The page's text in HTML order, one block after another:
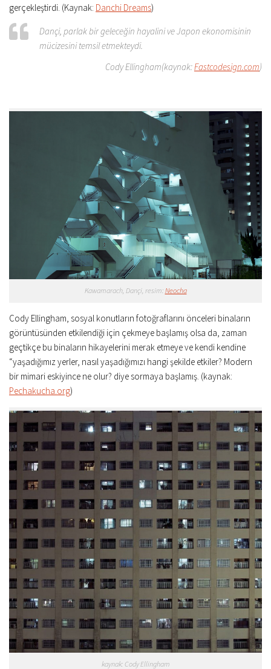
gerçekleştirdi. (Kaynak: Danchi Dreams)
Dançi, parlak bir geleceğin hayalini ve Japon ekonomisinin
mücizesini temsil etmekteydi.
Cody Ellingham(kaynak:Fastcodesign.com)
Kawamarach, Dançi, resim: Neocha
Cody Ellingham, sosyal konutların fotoğraflarını önceleri binaların
görüntüsünden etkilendiği için çekmeye başlamış olsa da, zaman
geçtikçe bu binaların hikayelerini merak etmeye ve kendi kendine
“yaşadığımız yerler, nasıl yaşadığımızı hangi şekilde etkiler? Modern
bir mimari eskiyince ne olur? diye sormaya başlamış. (kaynak:
Pechakucha.org)
kaynak: Cody Ellingham